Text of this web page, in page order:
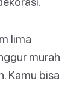
lima
murah
Kamu bisa